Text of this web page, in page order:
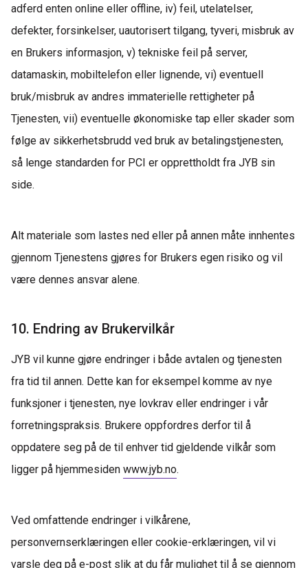
adferd enten online eller offline, iv) feil, utelatelser,
defekter, forsinkelser, uautorisert tilgang, tyveri, misbruk av
en Brukers informasjon, v) tekniske feil på server,
datamaskin, mobiltelefon eller lignende, vi) eventuell
bruk/misbruk av andres immaterielle rettigheter på
Tjenesten, vii) eventuelle økonomiske tap eller skader som
følge av sikkerhetsbrudd ved bruk av betalingstjenesten,
så lenge standarden for PCI er opprettholdt fra JYB sin
side.
Alt materiale som lastes ned eller på annen måte innhentes
gjennom Tjenestens gjøres for Brukers egen risiko og vil
være dennes ansvar alene.
10. Endring av Brukervilkår
JYB vil kunne gjøre endringer i både avtalen og tjenesten
fra tid til annen. Dette kan for eksempel komme av nye
funksjoner i tjenesten, nye lovkrav eller endringer i vår
forretningspraksis. Brukere oppfordres derfor til å
oppdatere seg på de til enhver tid gjeldende vilkår som
ligger på hjemmesiden www.jyb.no.
Ved omfattende endringer i vilkårene,
personvernserklæringen eller cookie-erklæringen, vil vi
varsle deg på e-post slik at du får mulighet til å se gjennom